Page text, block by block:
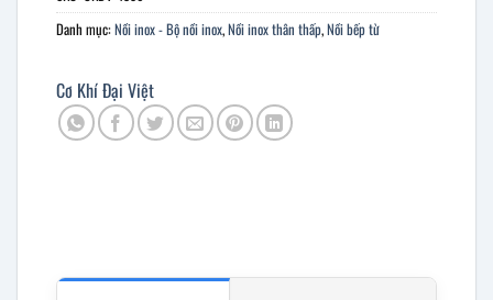
Danh mục:Nồi inox - Bộ nồi inox,Nồi inox thân thấp,Nồi bếp từ
Cơ Khí Đại Việt